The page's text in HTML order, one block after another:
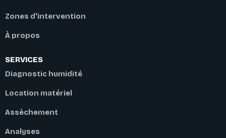
Zones d'intervention
À propos
SERVICES
Diagnostic humidité
Location matériel
Assèchement
Analyses